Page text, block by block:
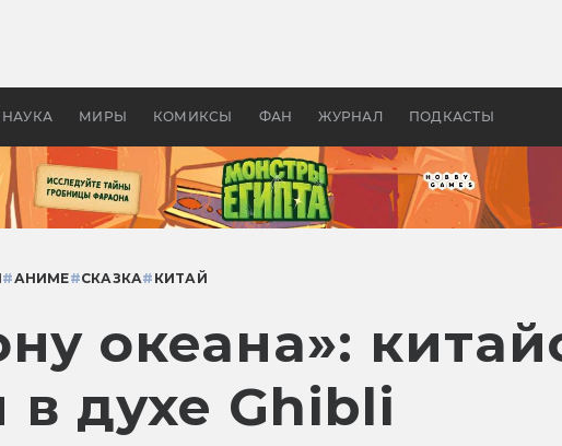
НАУКА МИРЫ КОМИКСЫ ФАН ЖУРНАЛ ПОДКАСТЫ
в России —
бы «Властелина колец»
#АНИМЕ#СКАЗКА# КИТАЙ
океана»:
духе Ghibli